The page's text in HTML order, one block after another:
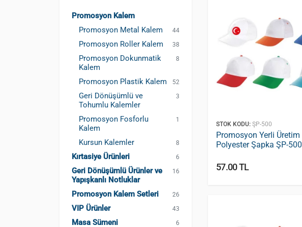
Promosyon Kalem
Promosyon Metal Kalem
44
Promosyon Roller Kalem 38
Promosyon Dokunmatik
Kalem
8
Promosyon Plastik Kalem 52
Geri Dönüşümlü ve
Tohumlu Kalemler
3
Promosyon Fosforlu
Kalem
1
Kursun Kalemler 8
Kırtasiye Ürünleri 6
Geri Dönüşümlü Ürünler ve
Yapışkanlı Notluklar
16
Promosyon Kalem Setleri 26
VIP Ürünler 43
Masa Sümeni 6
STOK KODU: ŞP-500
Promosyon Yerli Üretim
Polyester Şapka ŞP-500
57.00 TL